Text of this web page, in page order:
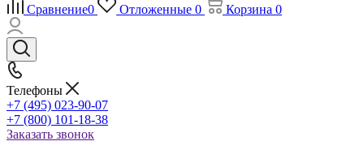
Сравнение0 Отложенные 0 Корзина 0
Телефоны
+7 (495) 023-90-07
+7 (800) 101-18-38
Заказать звонок